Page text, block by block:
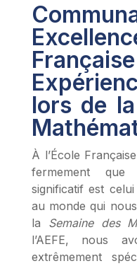
lors de
À l’École
fermement que
significatif est
au monde qui
la Semaine des
l’AEFE, nous
extrêmement